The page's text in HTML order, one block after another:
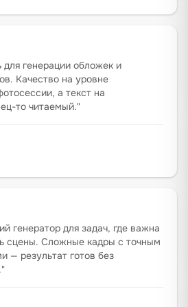
генерации обложек и
Качество на уровне
а текст на
то читаемый."
генератор для задач, где важна
сцены. Сложные кадры с точным
— результат готов без
"